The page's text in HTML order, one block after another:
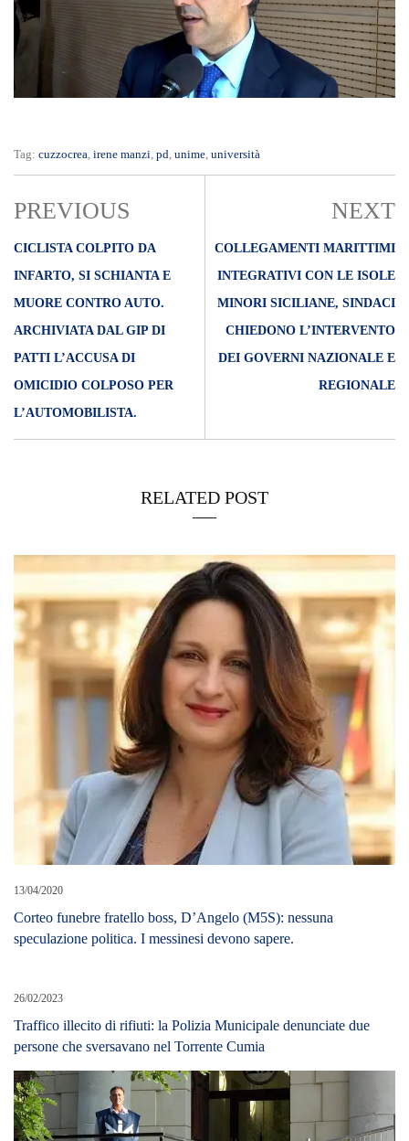
Tag: cuzzocrea irene manzi pd unime università
PREVIOUS
CICLISTA COLPITO DA
INFARTO, SI SCHIANTA E
MUORE CONTRO AUTO.
ARCHIVIATA DAL GIP DI
PATTI L’ACCUSA DI
OMICIDIO COLPOSO PER
L’AUTOMOBILISTA.
NEXT
COLLEGAMENTI MARITTIMI
INTEGRATIVI CON LE ISOLE
MINORI SICILIANE, SINDACI
CHIEDONO L’INTERVENTO
DEI GOVERNI NAZIONALE E
REGIONALE
RELATED POST
13/04/2020
Corteo funebre fratello boss, D’Angelo (M5S): nessuna
speculazione politica. I messinesi devono sapere.
26/02/2023
Traffico illecito di rifiuti: la Polizia Municipale denunciate due
persone che sversavano nel Torrente Cumia